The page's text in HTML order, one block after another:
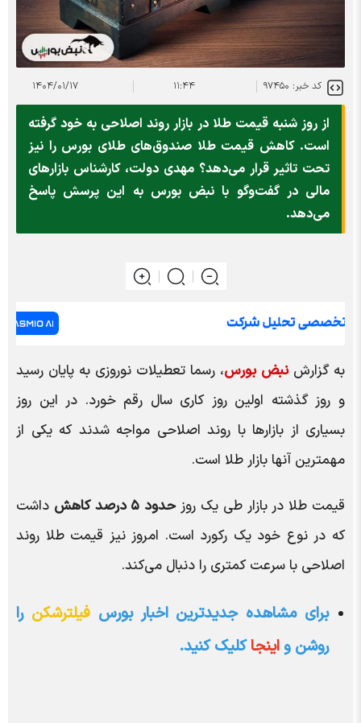
کد خبر: ۹۷۴۵۰ ۱۱:۴۴ ۱۴۰۴/۰۱/۱۷
از روز شنبه قیمت طلا در بازار روند اصلاحی به خود گرفته
است. کاهش قیمت طلا صندوق‌های طلای بورس را نیز
تحت تاثیر قرار می‌دهد؟ مهدی دولت، کارشناس بازار‌های
مالی در گفت‌و‌گو با نبض بورس به این پرسش پاسخ
می‌دهد.
به گزارش نبض بورس، رسما تعطیلات نوروزی به پایان رسید
و روز گذشته اولین روز کاری سال رقم خورد. در این روز
بسیاری از بازار‌ها با روند اصلاحی مواجه شدند که یکی از
مهمترین آنها بازار طلا است.
قیمت طلا در بازار طی یک روزحدود ۵ درصد کاهش
داشت
که در نوع خود یک رکورد است. امروز نیز قیمت طلا روند
اصلاحی با سرعت کمتری را دنبال می‌کند.
برای مشاهده جدیدترین اخبار بورسفیلترشکن را
روشن واینجاکلیک کنید.